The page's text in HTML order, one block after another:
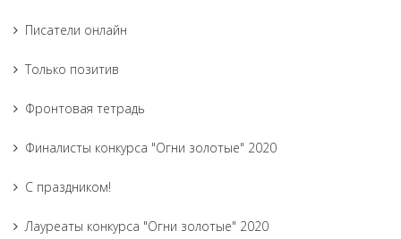
Писатели онлайн
Только позитив
Фронтовая тетрадь
Финалисты конкурса "Огни золотые" 2020
С праздником!
Лауреаты конкурса "Огни золотые" 2020